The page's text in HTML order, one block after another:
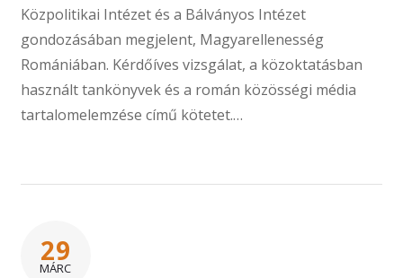
Közpolitikai Intézet és a Bálványos Intézet
gondozásában megjelent, Magyarellenesség
Romániában. Kérdőíves vizsgálat, a közoktatásban
használt tankönyvek és a román közösségi média
tartalomelemzése című kötetet.…
29
MÁRC